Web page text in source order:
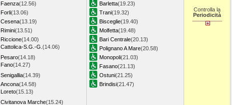
Faenza(12.56)
Forli(13.06)
Cesena(13.19)
Rimini(13.51)
Riccione(14.00)
Cattolica-S.G.-G. (14.06)
Pesaro(14.18)
Fano(14.27)
Senigallia(14.39)
Ancona(14.58)
Loreto(15.13)
Civitanova Marche(15.24)
Barletta(19.23)
Trani(19.32)
Bisceglie(19.40)
Molfetta(19.48)
Bari Centrale(20.13)
Polignano A Mare(20.58)
Monopoli(21.03)
Fasano(21.13)
Ostuni(21.25)
Brindisi(21.47)
Controlla la
Periodicità